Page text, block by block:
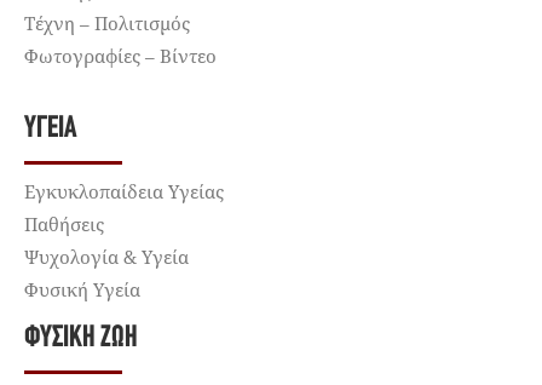
Τέχνη – Πολιτισμός
Φωτογραφίες – Βίντεο
ΥΓΕΊΑ
Εγκυκλοπαίδεια Υγείας
Παθήσεις
Ψυχολογία & Υγεία
Φυσική Υγεία
ΦΥΣΙΚΉ ΖΩΉ